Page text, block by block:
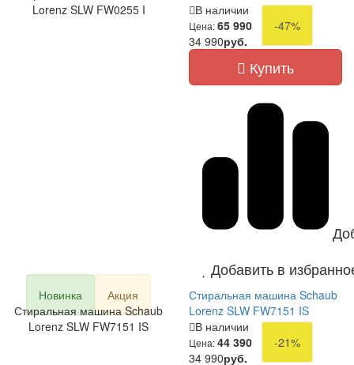
Lorenz SLW FW0255 I
В наличии
Цена:65 990
-47%
34 990руб.
Купить
Добавить в
Новинка
Акция
Стиральная машина Schaub
Lorenz SLW FW7151 IS
Стиральная машина Schaub
Lorenz SLW FW7151 IS
В наличии
Цена:44 390
-21%
34 990руб.